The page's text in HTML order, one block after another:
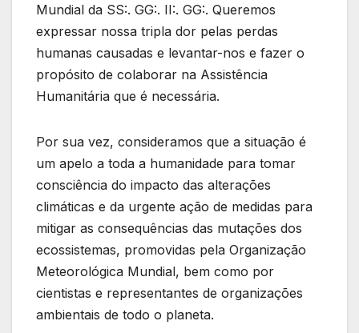
Mundial da SS:. GG:. II:. GG:. Queremos
expressar nossa tripla dor pelas perdas
humanas causadas e levantar-nos e fazer o
propósito de colaborar na Assistência
Humanitária que é necessária.
Por sua vez, consideramos que a situação é
um apelo a toda a humanidade para tomar
consciência do impacto das alterações
climáticas e da urgente ação de medidas para
mitigar as consequências das mutações dos
ecossistemas, promovidas pela Organização
Meteorológica Mundial, bem como por
cientistas e representantes de organizações
ambientais de todo o planeta.